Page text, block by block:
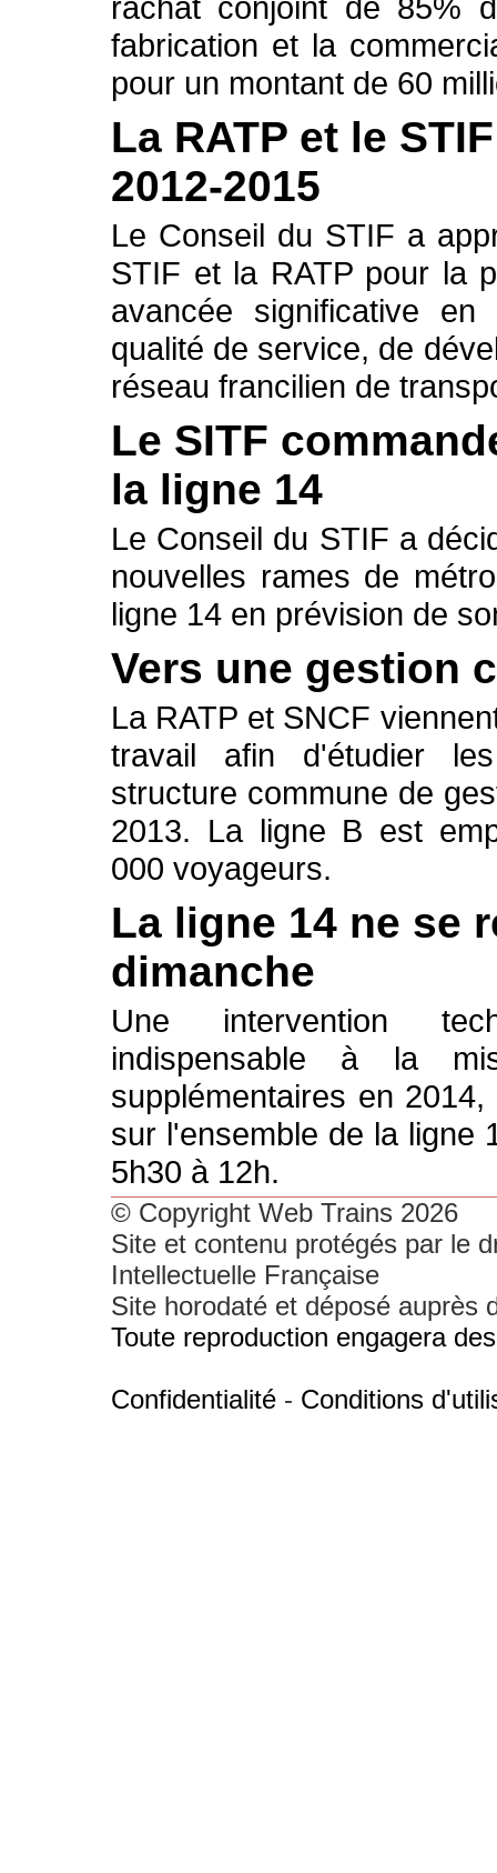
fabrication et la
pour un montant de 60
La RATP et le
2012-2015
Le Conseil du STIF a
STIF et la RATP pour la
avancée significative
qualité de service, de
réseau francilien de
Le SITF
la ligne 14
Le Conseil du STIF a
nouvelles rames de
ligne 14 en prévision de
Vers une gestion
La RATP et SNCF
travail afin d'étudier
structure commune de
2013. La ligne B est
000 voyageurs.
La ligne 14 ne se
dimanche
Une intervention
indispensable à la
supplémentaires en
sur l'ensemble de la ligne
5h30 à 12h.
© Copyright Web Trains 2026
Site et contenu protégés par le
Intellectuelle Française
Site horodaté et déposé auprès
Toute reproduction engagera
Confidentialité - Conditions